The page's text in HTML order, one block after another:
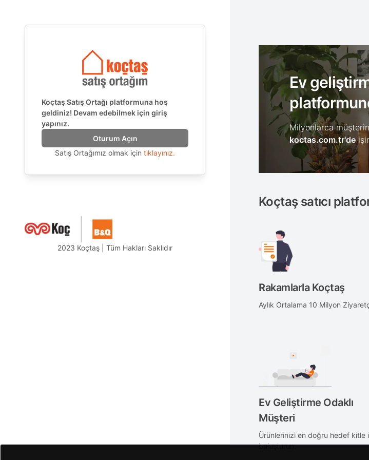
Koçtaş Satış Ortağı platformuna hoş
geldiniz! Devam edebilmek için giriş
yapınız.
Oturum Açın
Satış Ortağımız olmak için tıklayınız.
2023 Koçtaş | Tüm Hakları Saklıdır
Ev
Milyonlarca
koctas.com.tr'de
Koçtaş satıcı
Rakamlarla Koçtaş
Aylık Ortalama 10 Milyon
Ev Geliştirme Odaklı
Müşteri
Ürünlerinizi en doğru hedef kitle
buluşturun.